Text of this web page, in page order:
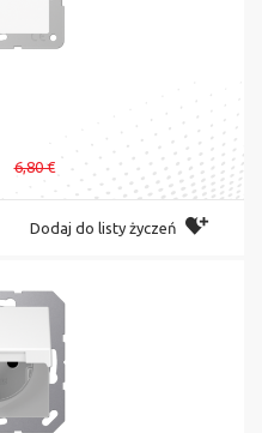
6,80 €
Dodaj do listy życzeń